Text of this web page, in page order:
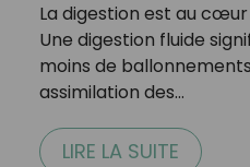
La digestion est au
Une digestion fluide
moins de
assimilation des…
LIRE LA SUITE